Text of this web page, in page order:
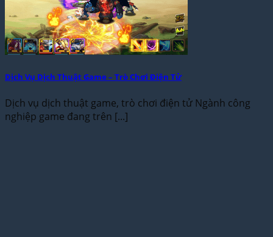
Dịch Vụ Dịch Thuật Game – Trò Chơi Điện Tử
Dịch vụ dịch thuật game, trò chơi điện tử Ngành công
nghiệp game đang trên [...]